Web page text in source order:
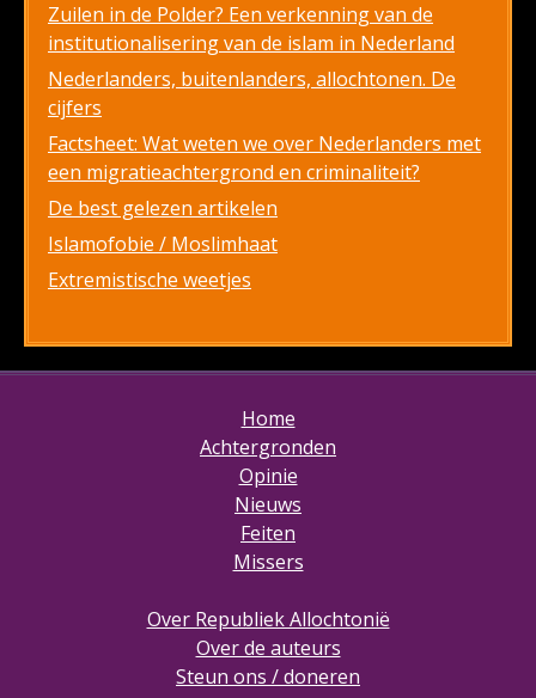
Zuilen in de Polder? Een verkenning van de
institutionalisering van de islam in Nederland
Nederlanders, buitenlanders, allochtonen. De
cijfers
Factsheet: Wat weten we over Nederlanders met
een migratieachtergrond en criminaliteit?
De best gelezen artikelen
Islamofobie / Moslimhaat
Extremistische weetjes
Home
Achtergronden
Opinie
Nieuws
Feiten
Missers
Over Republiek Allochtonië
Over de auteurs
Steun ons / doneren